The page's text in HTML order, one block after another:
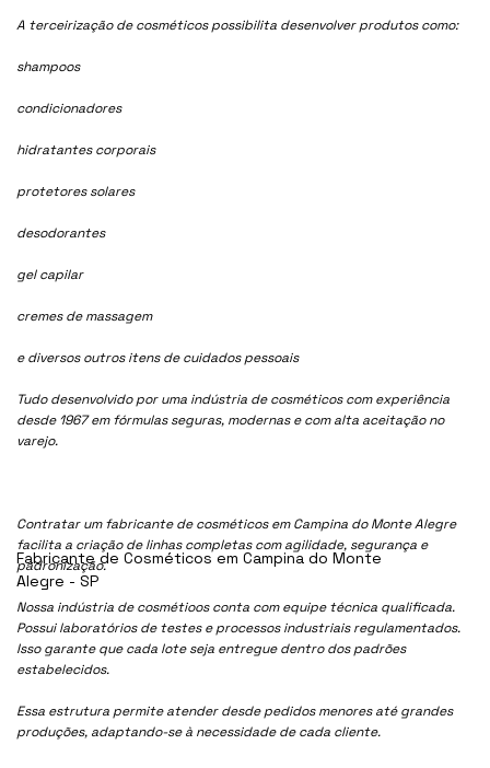
A terceirização de cosméticos possibilita desenvolver produtos como:
shampoos
condicionadores
hidratantes corporais
protetores solares
desodorantes
gel capilar
cremes de massagem
e diversos outros itens de cuidados pessoais
Tudo desenvolvido por uma indústria de cosméticos com experiência
desde 1967 em fórmulas seguras, modernas e com alta aceitação no
varejo.
Contratar um fabricante de cosméticos em Campina do Monte Alegre
facilita a criação de linhas completas com agilidade, segurança e
padronização.
Nossa indústria de cosmétioos conta com equipe técnica qualificada.
Possui laboratórios de testes e processos industriais regulamentados.
Isso garante que cada lote seja entregue dentro dos padrões
estabelecidos.
Essa estrutura permite atender desde pedidos menores até grandes
produções, adaptando-se à necessidade de cada cliente.
Fabricante de Cosméticos em Campina do Monte
Alegre - SP